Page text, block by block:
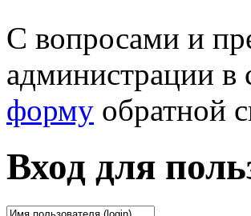
С вопросами и
администрации в
форму обратной
Вход для